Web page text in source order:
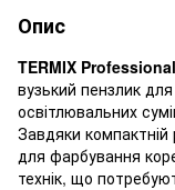
Опис
TERMIX
вузький пензлик
освітлювальних
Завдяки компактній
для фарбування
технік, що